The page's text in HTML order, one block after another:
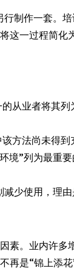
制作一套。
这一过程简化
从业者将其
方法尚未得到
境”列为最重
少使用，理由
素。业内许多
再是“锦上添